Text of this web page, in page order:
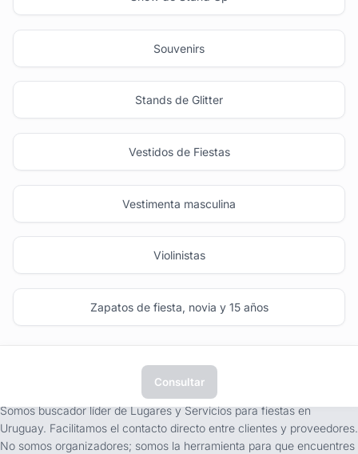
Souvenirs
Stands de Glitter
Vestidos de Fiestas
Vestimenta masculina
Violinistas
Zapatos de fiesta, novia y 15 años
Consultar
Somos buscador líder de Lugares y Servicios para fiestas en
Uruguay. Facilitamos el contacto directo entre clientes y proveedores.
No somos organizadores; somos la herramienta para que encuentres